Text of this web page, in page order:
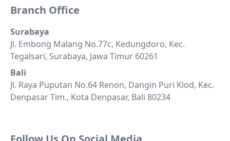
Branch Office
Surabaya
Jl. Embong Malang No.77c, Kedungdoro, Kec.
Tegalsari, Surabaya, Jawa Timur 60261
Bali
Jl. Raya Puputan No.64 Renon, Dangin Puri Klod, Kec.
Denpasar Tim., Kota Denpasar, Bali 80234